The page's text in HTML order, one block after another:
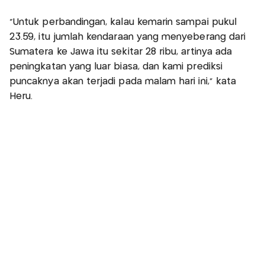
"Untuk perbandingan, kalau kemarin sampai pukul
23.59, itu jumlah kendaraan yang menyeberang dari
Sumatera ke Jawa itu sekitar 28 ribu, artinya ada
peningkatan yang luar biasa, dan kami prediksi
puncaknya akan terjadi pada malam hari ini," kata
Heru.